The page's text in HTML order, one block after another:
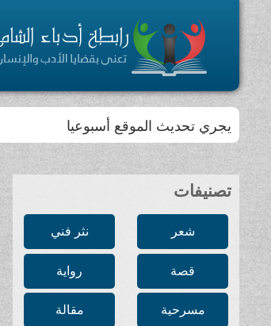
يجري تحديث الموقع أسبوعيا
تصنيفات
شعر نثر فني
قصة رواية
مسرحية مقالة